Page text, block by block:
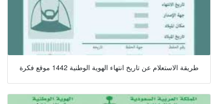
طريقة الاستعلام عن تاريخ انتهاء الهوية الوطنية 1442 موقع فكرة